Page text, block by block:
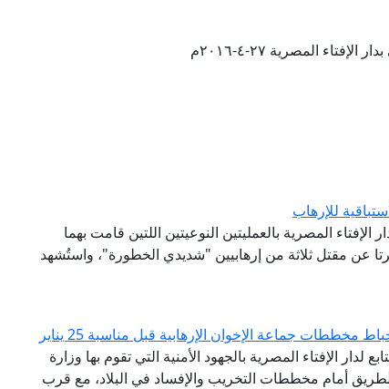
المصرية ٢٧-٤-٢٠١٦م
للإرهاب
الإفتاء المصرية بالعمليتين النوعيتين اللتين قامت بهما
عن مقتل ثلاثة من إرهابيين "شديدي الخطورة"، واستُشهد
مخططات جماعة الإخوان الإرهابية قبل مناسبة 25 يناير
لدار الإفتاء المصرية بالجهود الأمنية التي تقوم بها وزارة
أمام مخططات التخريب والإفساد في البلاد، مع قرب